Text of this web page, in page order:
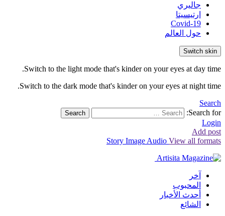
جاليري
ارتيسيتا
Covid-19
حول العالم
Switch skin
Switch to the light mode that's kinder on your eyes at day time.
Switch to the dark mode that's kinder on your eyes at night time.
Search
Search for:
Search
Login
Add post
Story Image Audio View all formats
آخر
المحبوب
أحدث الأخبار
الشائع